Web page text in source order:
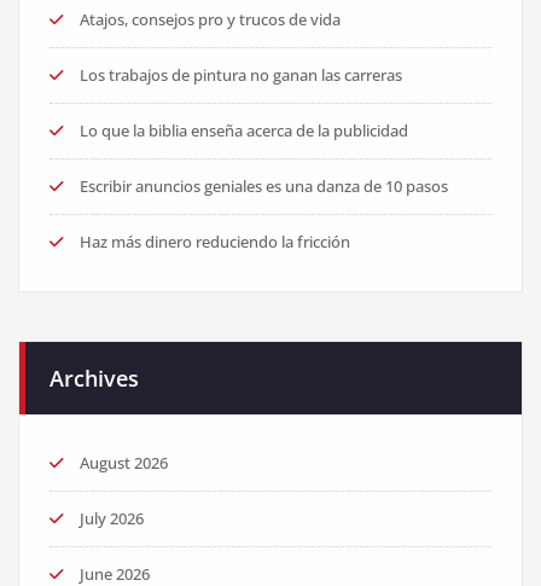
Atajos, consejos pro y trucos de vida
Los trabajos de pintura no ganan las carreras
Lo que la biblia enseña acerca de la publicidad
Escribir anuncios geniales es una danza de 10 pasos
Haz más dinero reduciendo la fricción
Archives
August 2026
July 2026
June 2026